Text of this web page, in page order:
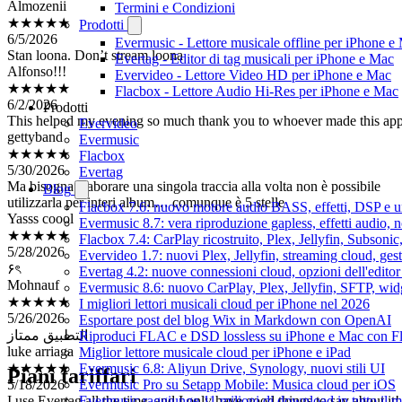
Termini e Condizioni
Prodotti
Evermusic - Lettore musicale offline per iPhone e
Evertag - Editor di tag musicali per iPhone e Mac
Evervideo - Lettore Video HD per iPhone e Mac
Flacbox - Lettore Audio Hi-Res per iPhone e Mac
Prodotti
Evervideo
Evermusic
Flacbox
Evertag
Blog
Flacbox 7.6: nuovo motore audio BASS, effetti, DSP e
Evermusic 8.7: vera riproduzione gapless, effetti audio,
Flacbox 7.4: CarPlay ricostruito, Plex, Jellyfin,
Evervideo 1.7: nuovi Plex, Jellyfin, streaming cloud,
Evertag 4.2: nuove connessioni cloud, opzioni dell'editor
Evermusic 8.6: nuovo CarPlay, Plex, Jellyfin, SFTP,
I migliori lettori musicali cloud per iPhone nel 2026
Esportare post del blog Wix in Markdown con OpenAI
Riproduci FLAC e DSD lossless su iPhone e Mac con
Miglior lettore musicale cloud per iPhone e iPad
Evermusic 6.8: Aliyun Drive, Synology, nuovi stili UI
Evermusic Pro su Setapp Mobile: Musica cloud per iOS
6/5/2026
Stan loona. Don’t stream loona
Alfonso!!!
★★★★★
6/2/2026
This helped my evening so much thank you to whoever made this
gettyband
★★★★★
5/30/2026
Ma bisogna elaborare una singola traccia alla volta non è possibile
utilizzarla per interi album… comunque è 5 stelle
Yasss coool
★★★★★
5/28/2026
۶ৎ
Mohnauf
★★★★★
5/26/2026
التطبيق ممتاز
luke arriaga
★★★★★
5/18/2026
I use Evertag all the time, and I only have good things to say about it!
It’s the easiest and most convenient metadata editor I have used!
Piani tariffari